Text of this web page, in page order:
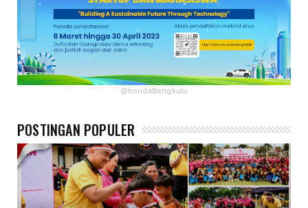
@hondaBengkulu
POSTINGAN POPULER